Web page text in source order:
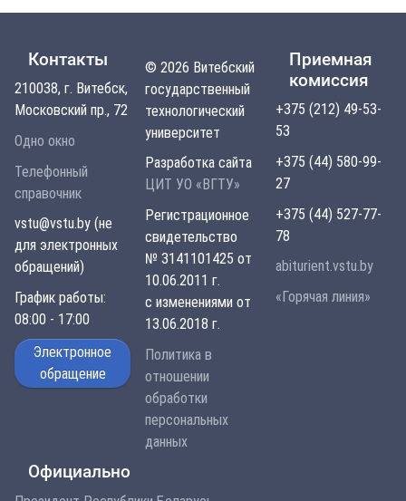
Контакты
210038, г. Витебск,
Московский пр., 72
Одно окно
Телефонный
справочник
vstu@vstu.by (не
для электронных
обращений)
График работы:
08:00 - 17:00
Электронное
обращение
© 2026 Витебский
государственный
технологический
университет
Разработка сайта
ЦИТ УО «ВГТУ»
Регистрационное
свидетельство
№ 3141101425 от
10.06.2011 г.
с изменениями от
13.06.2018 г.
Политика в
отношении
обработки
персональных
данных
Приемная
комиссия
+375 (212) 49-53-
53
+375 (44) 580-99-
27
+375 (44) 527-77-
78
abiturient.vstu.by
«Горячая линия»
Официально